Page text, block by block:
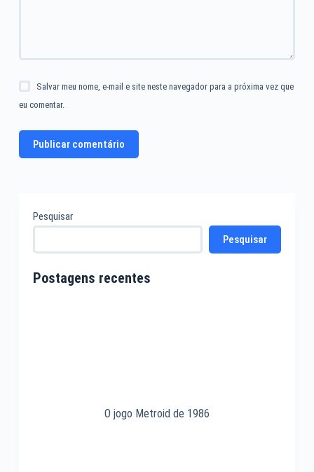
Salvar meu nome, e-mail e site neste navegador para a próxima vez que
eu comentar.
Publicar comentário
Pesquisar
Pesquisar
Postagens recentes
O jogo Metroid de 1986